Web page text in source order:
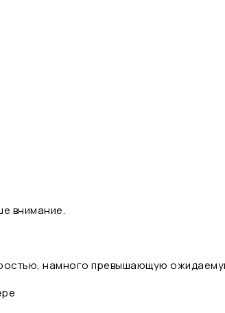
внимание.
намного превышающую